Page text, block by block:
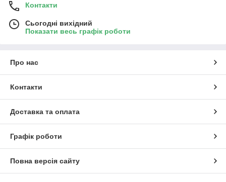
Контакти
Сьогодні вихідний
Показати весь графік роботи
Про нас
Контакти
Доставка та оплата
Графік роботи
Повна версія сайту